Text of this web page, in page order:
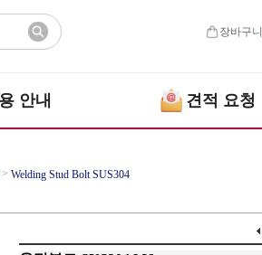
장바구니
안내 견적 요청
> Welding Stud Bolt SUS304